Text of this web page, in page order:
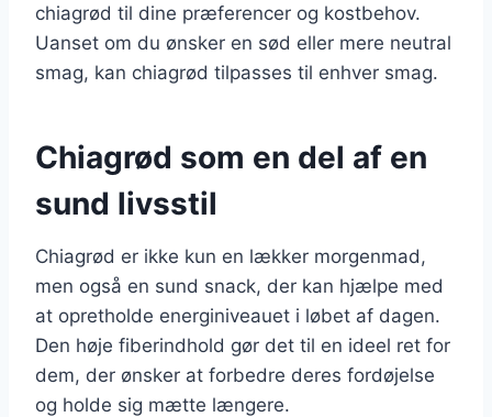
chiagrød til dine præferencer og kostbehov.
Uanset om du ønsker en sød eller mere neutral
smag, kan chiagrød tilpasses til enhver smag.
Chiagrød som en del af en
sund livsstil
Chiagrød er ikke kun en lækker morgenmad,
men også en sund snack, der kan hjælpe med
at opretholde energiniveauet i løbet af dagen.
Den høje fiberindhold gør det til en ideel ret for
dem, der ønsker at forbedre deres fordøjelse
og holde sig mætte længere.